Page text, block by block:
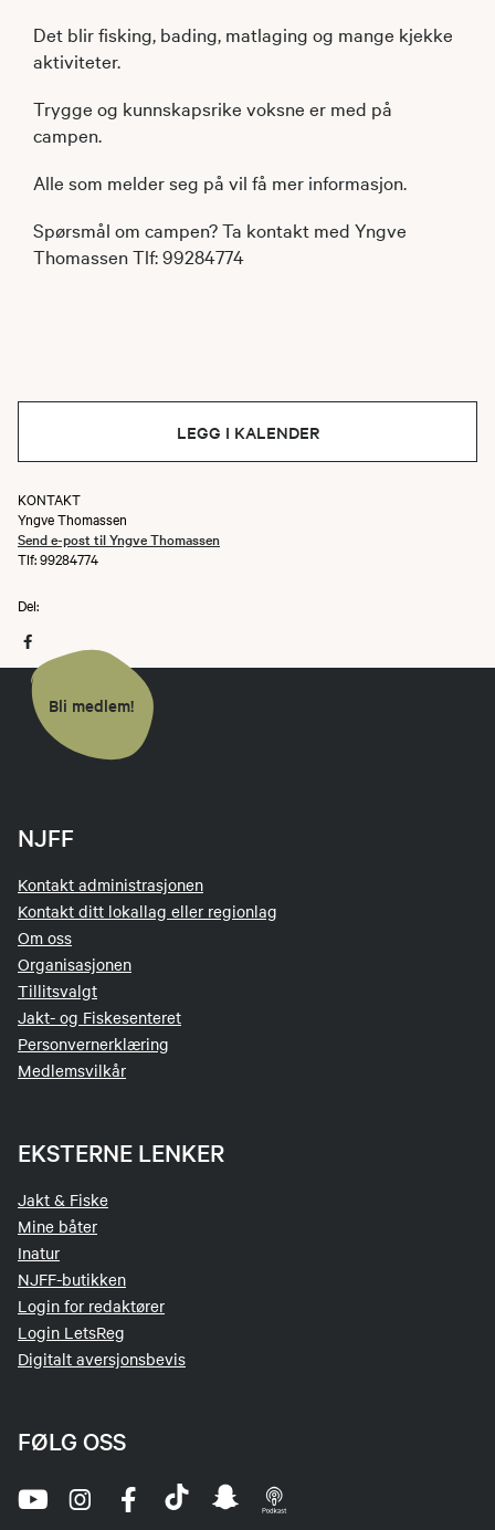
Det blir fisking, bading, matlaging og mange kjekke
aktiviteter.
Trygge og kunnskapsrike voksne er med på
campen.
Alle som melder seg på vil få mer informasjon.
Spørsmål om campen? Ta kontakt med Yngve
Thomassen Tlf: 99284774
LEGG I KALENDER
KONTAKT
Yngve Thomassen
Send e-post til Yngve Thomassen
Tlf: 99284774
Del:
Bli medlem!
NJFF
Kontakt administrasjonen
Kontakt ditt lokallag eller regionlag
Om oss
Organisasjonen
Tillitsvalgt
Jakt- og Fiskesenteret
Personvernerklæring
Medlemsvilkår
EKSTERNE LENKER
Jakt & Fiske
Mine båter
Inatur
NJFF-butikken
Login for redaktører
Login LetsReg
Digitalt aversjonsbevis
FØLG OSS